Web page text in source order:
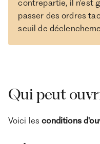
contrepartie, il n'est
passer des ordres
seuil de
Qui peut
Voici lesconditions